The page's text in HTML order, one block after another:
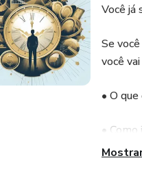
Você já
Se
você
• O
•